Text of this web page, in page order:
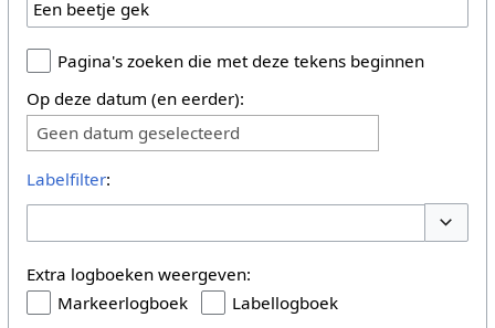
Pagina's zoeken die met deze tekens beginnen
Op deze datum (en eerder):
Geen datum geselecteerd
Labelfilter:
Extra logboeken weergeven:
Markeerlogboek
Labellogboek